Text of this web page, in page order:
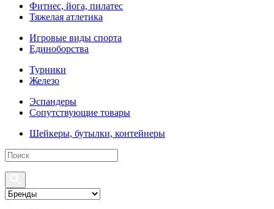
Фитнес, йога, пилатес
Тяжелая атлетика
Игровые виды спорта
Единоборства
Турники
Железо
Эспандеры
Сопутствующие товары
Шейкеры, бутылки, контейнеры